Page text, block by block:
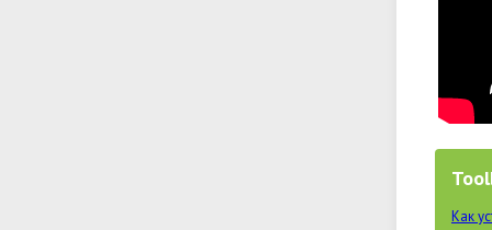
Как